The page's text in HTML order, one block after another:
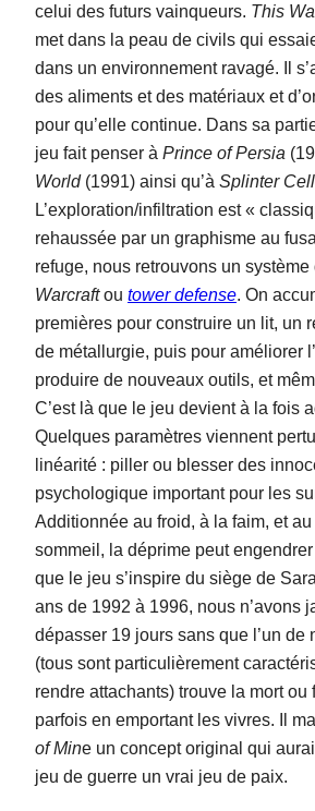
celui des futurs vainqueurs. This
met dans la peau de civils qui
dans un environnement ravagé. Il
des aliments et des matériaux et
pour qu’elle continue. Dans sa
jeu fait penser à Prince of Persia
World(1991) ainsi qu’à Splinter Cell
L’exploration/infiltration est «
rehaussée par un graphisme au
refuge, nous retrouvons un
Warcraftou tower defense. On
premières pour construire un lit, un
de métallurgie, puis pour améliorer
produire de nouveaux outils, et
C’est là que le jeu devient à la fois
Quelques paramètres viennent
linéarité : piller ou blesser des
psychologique important pour les
Additionnée au froid, à la faim, et
sommeil, la déprime peut
que le jeu s’inspire du siège de
ans de 1992 à 1996, nous n’avons
dépasser 19 jours sans que l’un de
(tous sont particulièrement
rendre attachants) trouve la mort ou
parfois en emportant les vivres. Il
of Mine un concept original qui
jeu de guerre un vrai jeu de paix.